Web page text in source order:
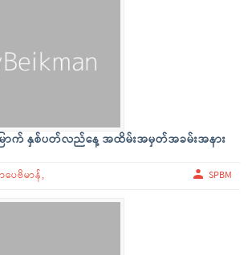
ြောက် နှစ်ပတ်လည်နေ့ အထိမ်းအမှတ်အခမ်းအနား
ပေဗိမာန်, SPBM